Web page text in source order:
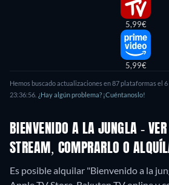
5,99€
5,99€
Hemos buscado actualizaciones en87plataformas el 6
23:36:56 ¿Hay algún problema? ¡Cuéntanoslo!
BIENVENIDO A LA JUNGLA -
STREAM, COMPRARLO O
Es posible alquilar "Bienvenido a la